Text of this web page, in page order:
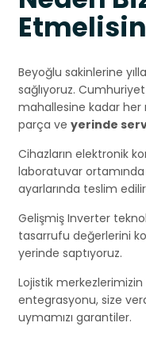
Beyoğlu sakinlerine
sağlıyoruz.
mahallesine kadar her
parça ve yerinde
Cihazların elektronik
laboratuvar
ayarlarında teslim
Gelişmiş Inverter
tasarrufu değerlerini
yerinde saptıyoruz.
Lojistik merkezlerimizin
entegrasyonu, size
uymamızı garantiler.